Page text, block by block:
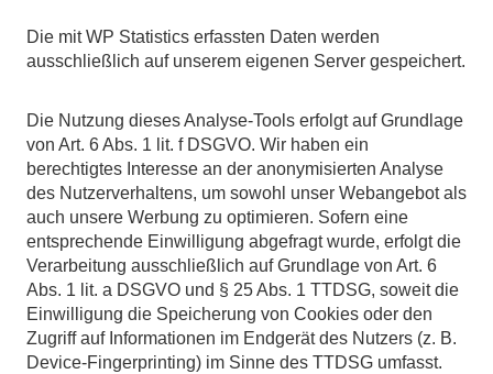
Die mit WP Statistics erfassten Daten werden
ausschließlich auf unserem eigenen Server gespeichert.
Die Nutzung dieses Analyse-Tools erfolgt auf Grundlage
von Art. 6 Abs. 1 lit. f DSGVO. Wir haben ein
berechtigtes Interesse an der anonymisierten Analyse
des Nutzerverhaltens, um sowohl unser Webangebot als
auch unsere Werbung zu optimieren. Sofern eine
entsprechende Einwilligung abgefragt wurde, erfolgt die
Verarbeitung ausschließlich auf Grundlage von Art. 6
Abs. 1 lit. a DSGVO und § 25 Abs. 1 TTDSG, soweit die
Einwilligung die Speicherung von Cookies oder den
Zugriff auf Informationen im Endgerät des Nutzers (z. B.
Device-Fingerprinting) im Sinne des TTDSG umfasst.